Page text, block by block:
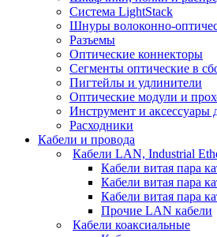
Система LightStack
Шнуры волоконно-
Разъемы
Оптические коннекторы
Сегменты оптические в
Пигтейлы и удлинители
Оптические модули и
Инструмент и аксессуары
Расходники
Кабели и провода
Кабели LAN, Industrial
Кабели витая пара
Кабели витая пара
Кабели витая пара
Прочие LAN кабели
Кабели коаксиальные